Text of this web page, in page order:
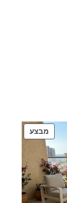
מבצעמוצרים
במבצע